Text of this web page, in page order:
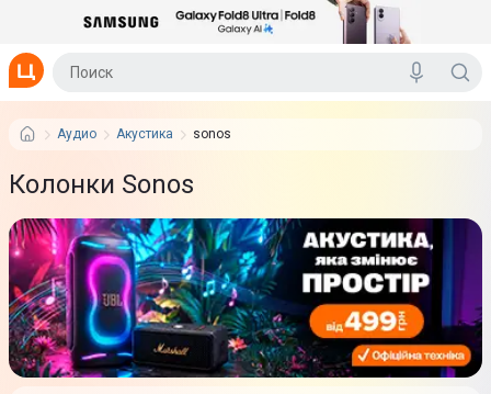
Аудио Акустика sonos
Колонки Sonos